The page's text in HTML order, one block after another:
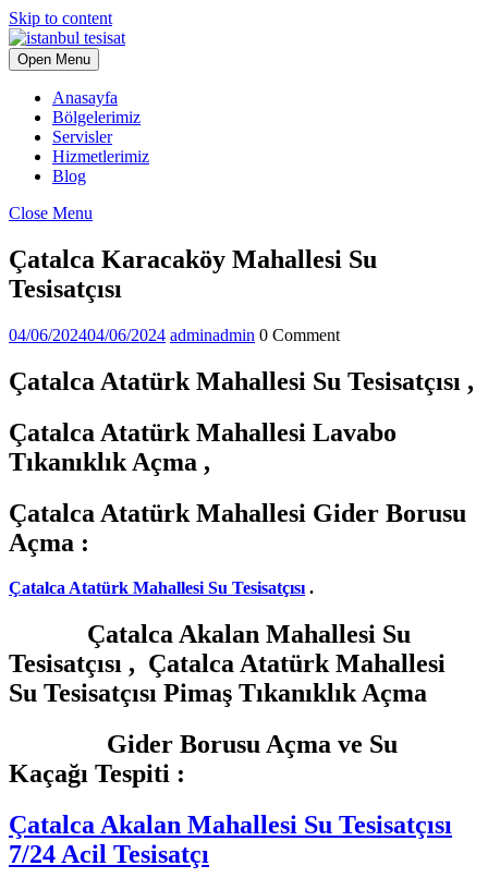
Skip to content
Open Menu
Anasayfa
Bölgelerimiz
Servisler
Hizmetlerimiz
Blog
Close Menu
Çatalca Karacaköy Mahallesi Su
Tesisatçısı
04/06/202404/06/2024 adminadmin 0 Comment
Çatalca Atatürk Mahallesi Su Tesisatçısı ,
Çatalca Atatürk Mahallesi Lavabo
Tıkanıklık Açma ,
Çatalca Atatürk Mahallesi Gider Borusu
Açma :
Çatalca Atatürk Mahallesi Su Tesisatçısı.
Çatalca Akalan Mahallesi Su
Tesisatçısı , Çatalca Atatürk Mahallesi
Su Tesisatçısı Pimaş Tıkanıklık Açma
Gider Borusu Açma ve Su
Kaçağı Tespiti :
Çatalca Akalan Mahallesi Su Tesisatçısı
7/24 Acil Tesisatçı